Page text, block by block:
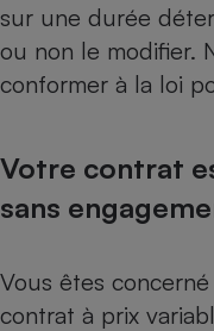
sur une durée
ou non le modifier.
conformer à la loi
Votre contrat
sans
Vous êtes
contrat à prix